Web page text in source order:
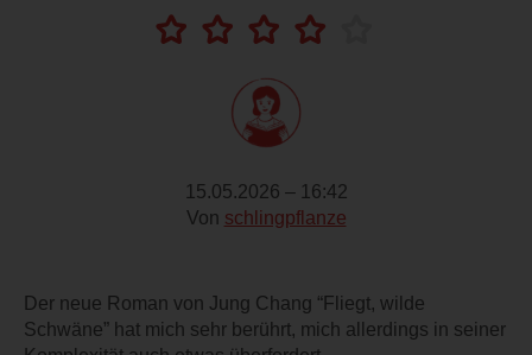
15.05.2026 – 16:42
Von schlingpflanze
Der neue Roman von Jung Chang “Fliegt, wilde
Schwäne” hat mich sehr berührt, mich allerdings in seiner